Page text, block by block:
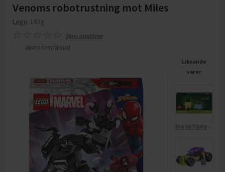
Venoms robotrustning mot Miles
Lego 163g
Skriv omdöme
Spara som favorit
Liknande
varor
Glada Växter LEGO Botanicals 10349